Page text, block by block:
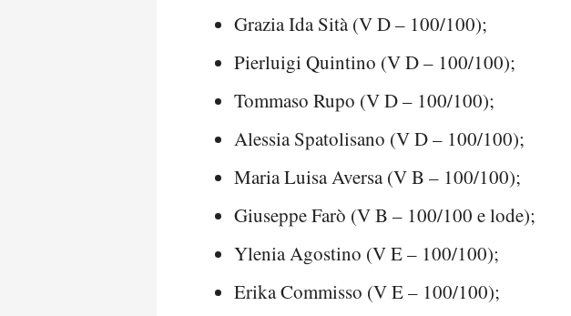
Grazia Ida Sità (V D – 100/100);
Pierluigi Quintino (V D – 100/100);
Tommaso Rupo (V D – 100/100);
Alessia Spatolisano (V D – 100/100);
Maria Luisa Aversa (V B – 100/100);
Giuseppe Farò (V B – 100/100 e lode);
Ylenia Agostino (V E – 100/100);
Erika Commisso (V E – 100/100);